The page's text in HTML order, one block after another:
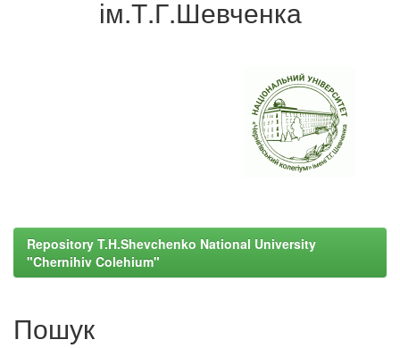
ім.Т.Г.Шевченка
Repository T.H.Shevchenko National University
"Chernihiv Colehium"
Пошук